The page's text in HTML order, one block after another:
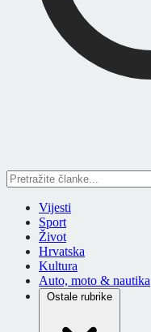
Vijesti
Sport
Život
Hrvatska
Kultura
Auto, moto & nautika
Ostale rubrike